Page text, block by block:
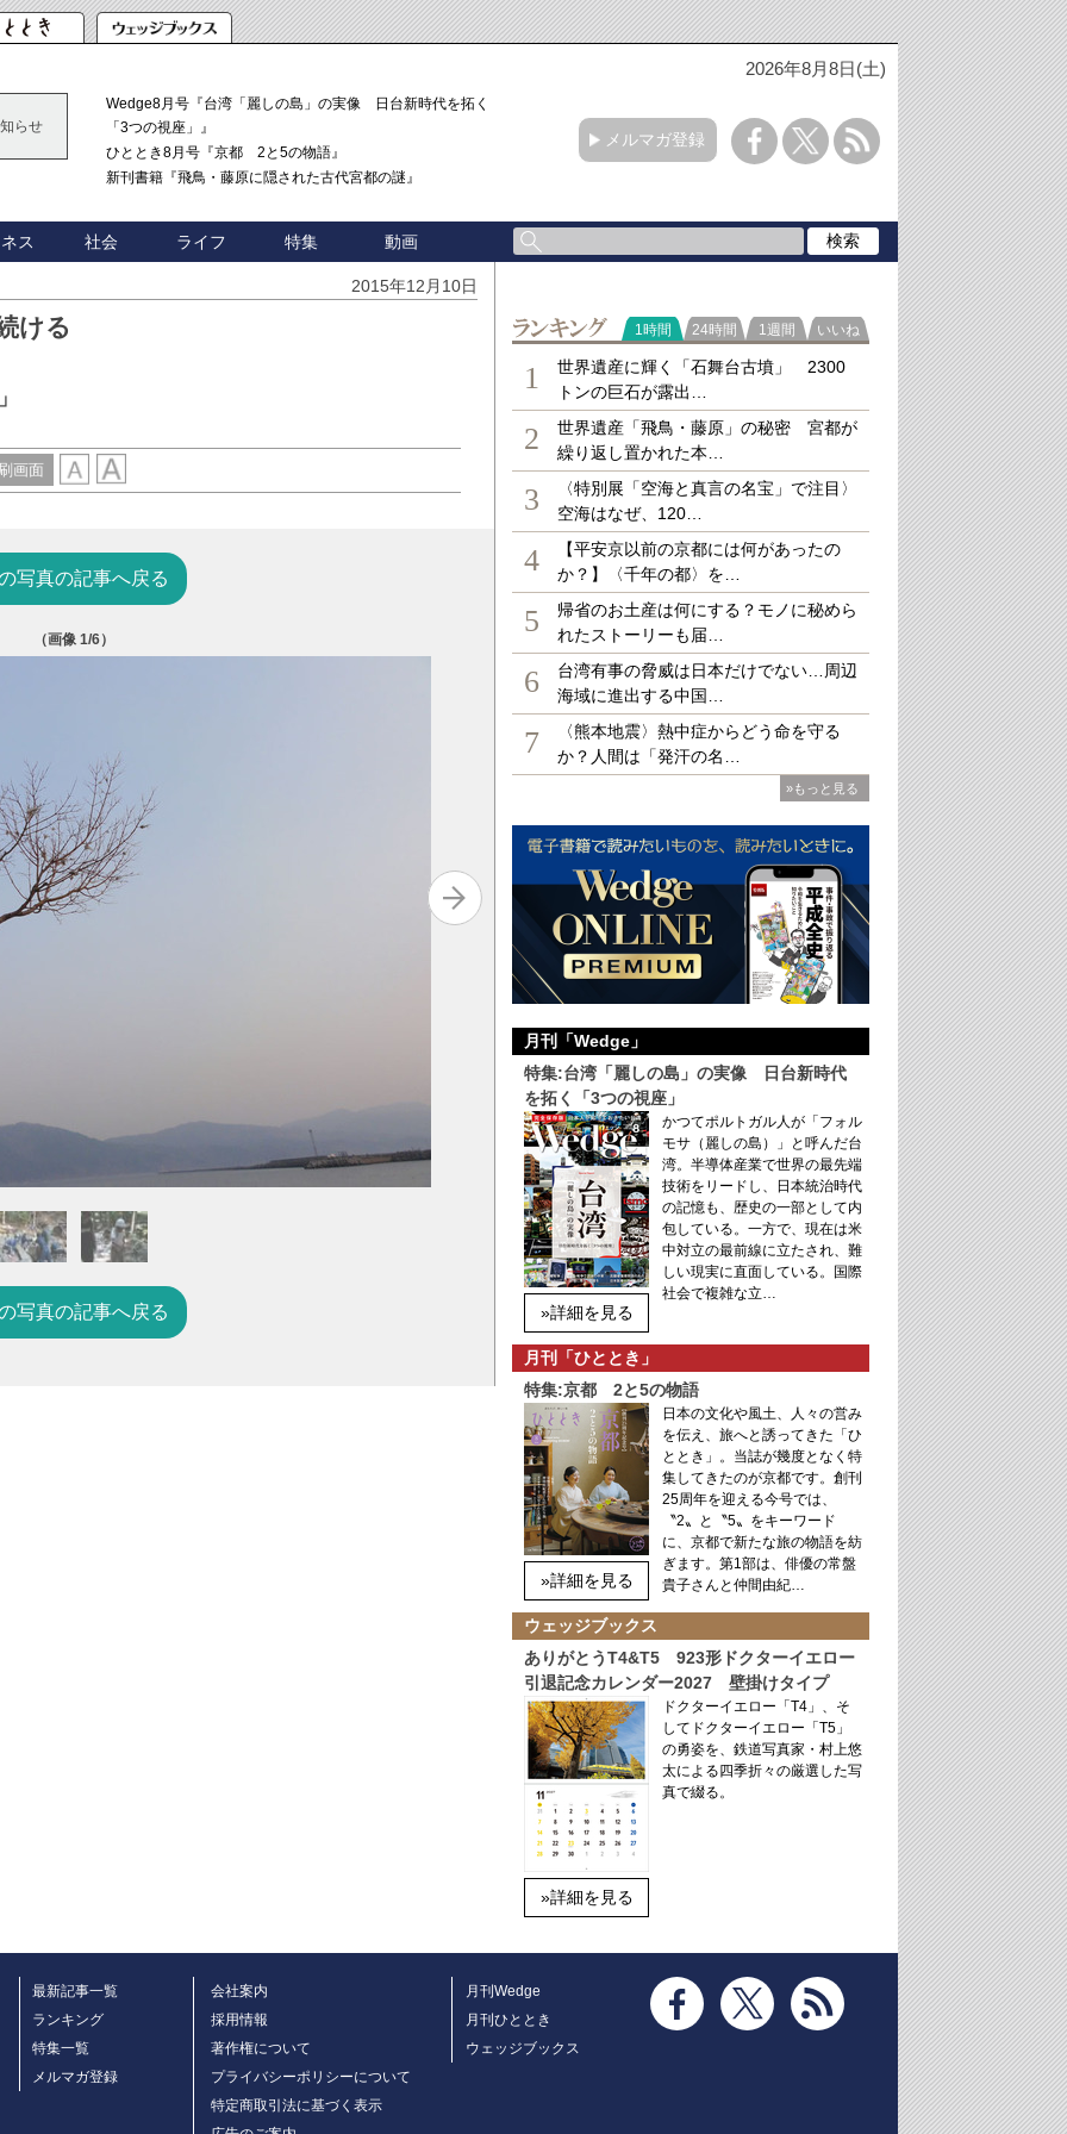
2026年8月8日(土)
らせ
Wedge8月号『台湾「麗しの島」の実像 日台新時代を拓く
「3つの視座」』
ひととき8月号『京都 2と5の物語』
新刊書籍『飛鳥・藤原に隠された古代宮都の謎』
メルマガ登録
ス 社会 ライフ 特集 動画
2015年12月10日
ける
画面
写真の記事へ戻る
（画像1/6）
写真の記事へ戻る
ラ
1時間 24時間 1週間 いいね
1
世界遺産に輝く「石舞台古墳」 2300
トンの巨石が露出…
2
世界遺産「飛鳥・藤原」の秘密 宮都が
繰り返し置かれた本…
3
〈特別展「空海と真言の名宝」で注目〉
空海はなぜ、120…
4
【平安京以前の京都には何があったの
か？】〈千年の都〉を…
5
帰省のお土産は何にする？モノに秘めら
れたストーリーも届…
6
台湾有事の脅威は日本だけでない…周辺
海域に進出する中国…
7
〈熊本地震〉熱中症からどう命を守る
か？人間は「発汗の名…
»もっと見る
月刊「Wedge」
特集:台湾「麗しの島」の実像 日台新時代
を拓く「3つの視座」
»詳細を見る
かつてポルトガル人が「フォル
モサ（麗しの島）」と呼んだ台
湾。半導体産業で世界の最先端
技術をリードし、日本統治時代
の記憶も、歴史の一部として内
包している。一方で、現在は米
中対立の最前線に立たされ、難
しい現実に直面している。国際
社会で複雑な立…
月刊「ひととき」
特集:京都 2と5の物語
»詳細を見る
日本の文化や風土、人々の営み
を伝え、旅へと誘ってきた「ひ
ととき」。当誌が幾度となく特
集してきたのが京都です。創刊
25周年を迎える今号では、
〝2〟と〝5〟をキーワード
に、京都で新たな旅の物語を紡
ぎます。第1部は、俳優の常盤
貴子さんと仲間由紀…
ウェッジブックス
ありがとうT4&T5 923形ドクターイエロー
引退記念カレンダー2027 壁掛けタイプ
»詳細を見る
ドクターイエロー「T4」、そ
してドクターイエロー「T5」
の勇姿を、鉄道写真家・村上悠
太による四季折々の厳選した写
真で綴る。
最新記事一覧
ランキング
特集一覧
メルマガ登録
会社案内
採用情報
著作権について
プライバシーポリシーについて
特定商取引法に基づく表示
月刊Wedge
月刊ひととき
ウェッジブックス